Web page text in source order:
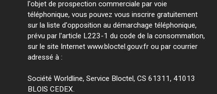
l'objet de prospection commerciale par voie
téléphonique, vous pouvez vous inscrire gratuitement
sur la liste d'opposition au démarchage téléphonique,
prévu par l'article L223-1 du code de la consommation,
sur le site Internet www.bloctel.gouv.fr ou par courrier
adressé à :
Société Worldline, Service Bloctel, CS 61311, 41013
BLOIS CEDEX.